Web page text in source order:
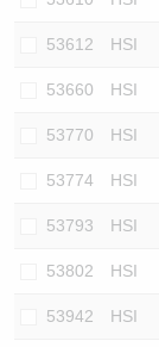
53612 HSI
53660 HSI
53770 HSI
53774 HSI
53793 HSI
53802 HSI
53942 HSI